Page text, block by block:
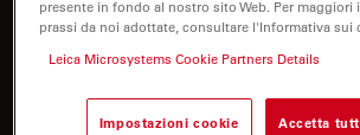
Ho bisogno di una
informazioni sul prezzo.
presente in fondo al nostro sito Web. Per maggiori
prassi da noi adottate, consultare l'Informativa sui
Leica Microsystems Cookie Partners Details
Impostazioni cookie Accetta